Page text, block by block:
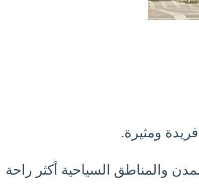
ومثيرة.
والمناطق السياحية أكثر راحة